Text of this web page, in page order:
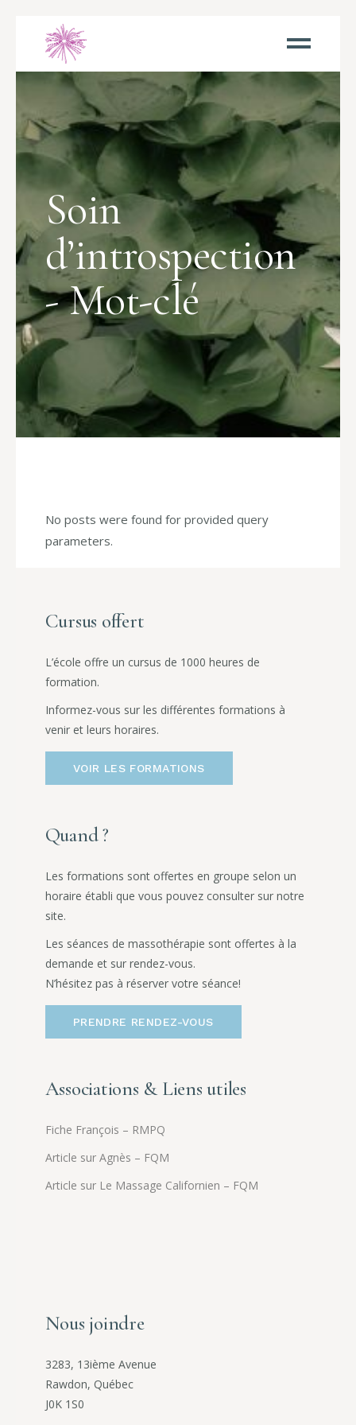
Soin
d’introspection
- Mot-clé
No posts were found for provided query
parameters.
Cursus offert
L’école offre un cursus de 1000 heures de
formation.
Informez-vous sur les différentes formations à
venir et leurs horaires.
VOIR LES FORMATIONS
Quand ?
Les formations sont offertes en groupe selon un
horaire établi que vous pouvez consulter sur notre
site.
Les séances de massothérapie sont offertes à la
demande et sur rendez-vous.
N’hésitez pas à réserver votre séance!
PRENDRE RENDEZ-VOUS
Associations & Liens utiles
Fiche François – RMPQ
Article sur Agnès – FQM
Article sur Le Massage Californien – FQM
Nous joindre
3283, 13ième Avenue
Rawdon, Québec
J0K 1S0